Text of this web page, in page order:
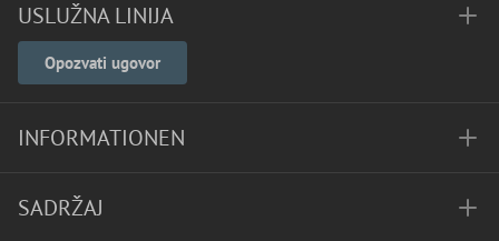
USLUŽNA LINIJA
Opozvati ugovor
INFORMATIONEN
SADRŽAJ